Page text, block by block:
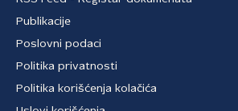
Publikacije
Poslovni podaci
Politika privatnosti
Politika korišćenja kolačića